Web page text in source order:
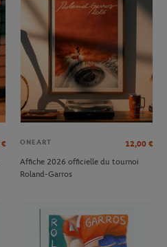
€
ONEART 12,00 €
Affiche 2026 officielle du tournoi
Roland-Garros